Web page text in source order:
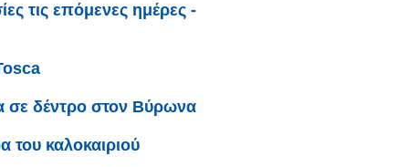
τις επόμενες ημέρες -
σε δέντρο στον Βύρωνα
του καλοκαιριού